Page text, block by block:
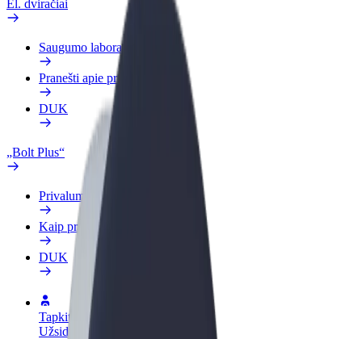
El. dviračiai
Saugumo laboratorija
Pranešti apie problemą
DUK
„Bolt Plus“
Privalumai
Kaip prisijungti
DUK
Tapkite vairuotoju (-a)
Užsidirbkite jums patogiu metu